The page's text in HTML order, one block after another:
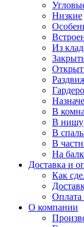
Низкие
Из
В
В нишу
В
В
На
Доставка и
Как
Оплата
О компании